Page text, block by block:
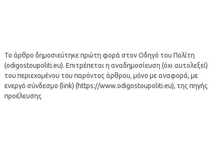
Το άρθρο δημοσιεύτηκε πρώτη φορά στον Οδηγό του Πολίτη
(odigostoupoliti.eu). Επιτρέπεται η αναδημοσίευση (όχι αυτολεξεί)
του περιεχομένου του παρόντος άρθρου, μόνο με αναφορά, με
ενεργό σύνδεσμο (link) (https://www.odigostoupoliti.eu), της πηγής
προέλευσης